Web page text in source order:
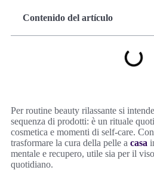
Contenido del artículo
Per routine beauty rilassante si
sequenza di prodotti: è un rituale
cosmetica e momenti di self-care.
trasformare la cura della pelle a casa
mentale e recupero, utile sia per il
quotidiano.